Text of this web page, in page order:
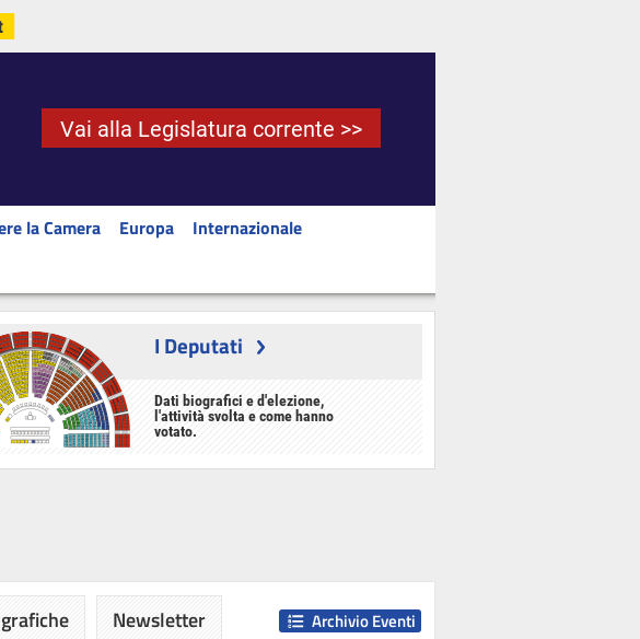
Vai alla Legislatura corrente >>
la Camera Europa
Internazionale
I Deputati
Dati biografici e d'elezione,
l'attività svolta e come hanno
votato.
Archivio Eventi
Newsletter